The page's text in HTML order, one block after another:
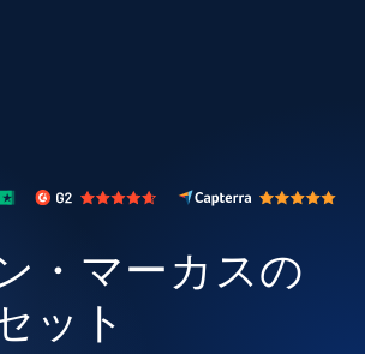
・マーカスの
ット